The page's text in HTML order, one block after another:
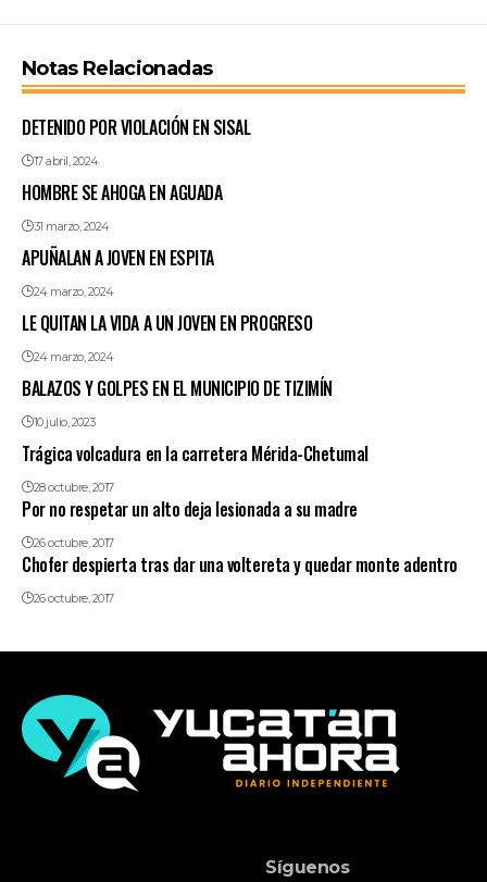
Notas Relacionadas
DETENIDO POR VIOLACIÓN EN SISAL
17 abril, 2024
HOMBRE SE AHOGA EN AGUADA
31 marzo, 2024
APUÑALAN A JOVEN EN ESPITA
24 marzo, 2024
LE QUITAN LA VIDA A UN JOVEN EN PROGRESO
24 marzo, 2024
BALAZOS Y GOLPES EN EL MUNICIPIO DE TIZIMÍN
10 julio, 2023
Trágica volcadura en la carretera Mérida-Chetumal
28 octubre, 2017
Por no respetar un alto deja lesionada a su madre
26 octubre, 2017
Chofer despierta tras dar una voltereta y quedar monte adentro
26 octubre, 2017
Síguenos